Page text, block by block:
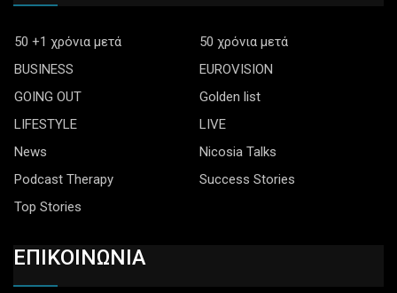
50 +1 χρόνια μετά
50 χρόνια μετά
BUSINESS
EUROVISION
GOING OUT
Golden list
LIFESTYLE
LIVE
News
Nicosia Talks
Podcast Therapy
Success Stories
Top Stories
ΕΠΙΚΟΙΝΩΝΙΑ